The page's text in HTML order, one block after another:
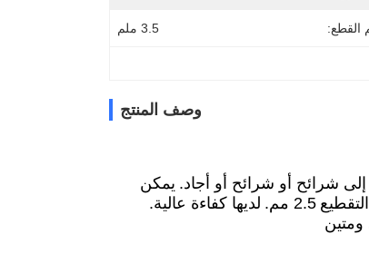
القطع: 3.5 ملم
وصف المنتج
شرائح أو شرائح أو أجاد. يمكن
2.5 مم.
لديها كفاءة عالية.